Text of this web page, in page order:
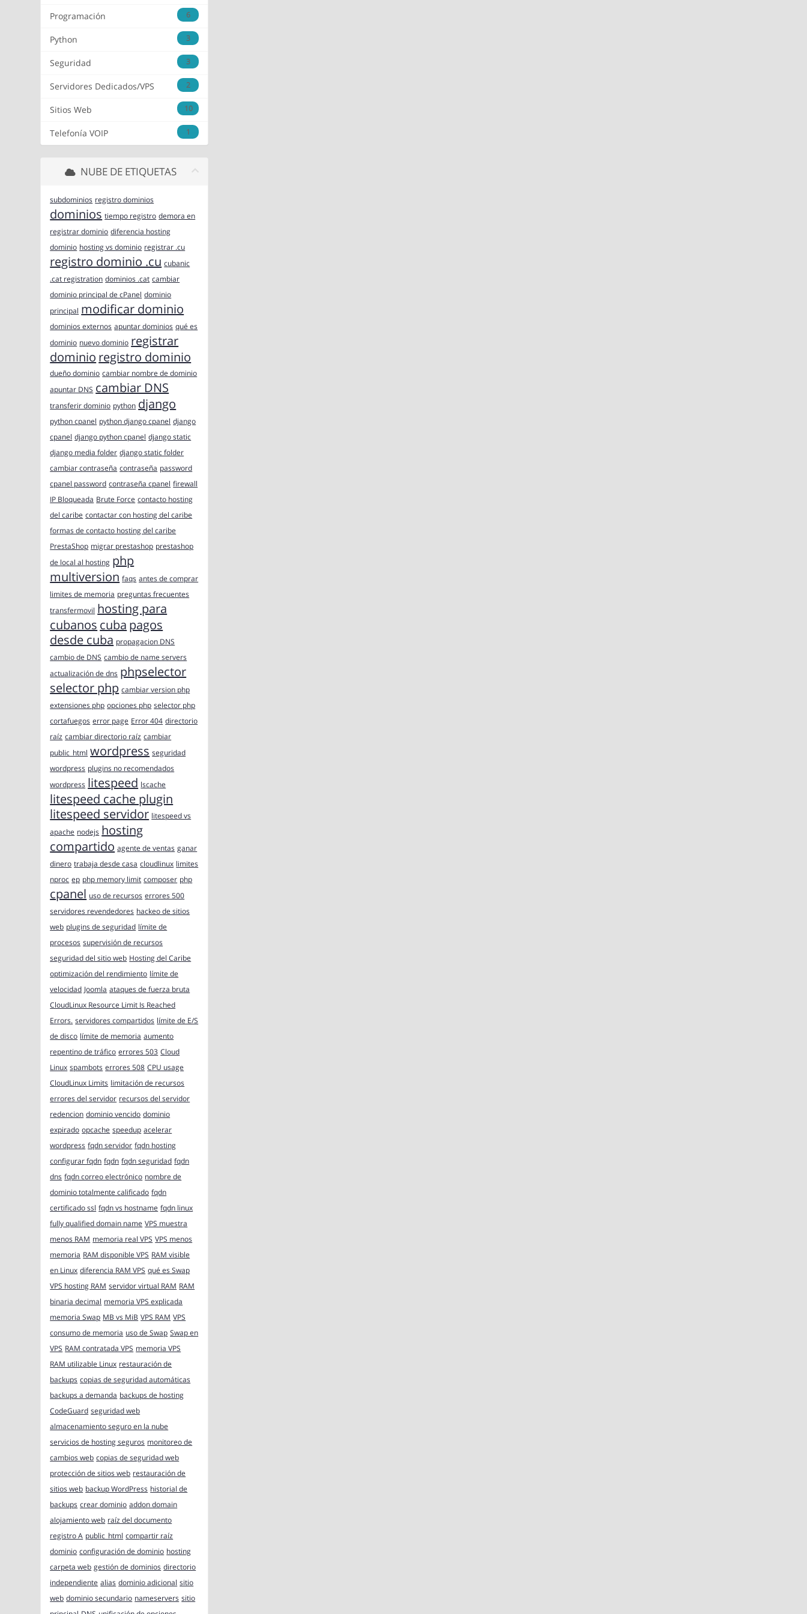
6
Programación
3
Python
3
Seguridad
2
Servidores Dedicados/VPS
10
Sitios Web
1
Telefonía VOIP
NUBE DE ETIQUETAS
subdominios registro dominios
dominios tiempo registro demora en
registrar dominio diferencia hosting
dominio hosting vs dominio registrar .cu
registro dominio .cu cubanic
.cat registration dominios .cat cambiar
dominio principal de cPanel dominio
principal modificar dominio
dominios externos apuntar dominios qué es
dominio nuevo dominio registrar
dominio registro dominio
dueño dominio cambiar nombre de dominio
apuntar DNS cambiar DNS
transferir dominio python django
python cpanel python django cpanel django
cpanel django python cpanel django static
django media folder django static folder
cambiar contraseña contraseña password
cpanel password contraseña cpanel firewall
IP Bloqueada Brute Force contacto hosting
del caribe contactar con hosting del caribe
formas de contacto hosting del caribe
PrestaShop migrar prestashop prestashop
de local al hosting php
multiversion faqs antes de comprar
limites de memoria preguntas frecuentes
transfermovil hosting para
cubanos cuba pagos
desde cuba propagacion DNS
cambio de DNS cambio de name servers
actualización de dns phpselector
selector php cambiar version php
extensiones php opciones php selector php
cortafuegos error page Error 404 directorio
raíz cambiar directorio raíz cambiar
public_html wordpress seguridad
wordpress plugins no recomendados
wordpress litespeed lscache
litespeed cache plugin
litespeed servidor litespeed vs
apache nodejs hosting
compartido agente de ventas ganar
dinero trabaja desde casa cloudlinux limites
nproc ep php memory limit composer php
cpanel uso de recursos errores 500
servidores revendedores hackeo de sitios
web plugins de seguridad límite de
procesos supervisión de recursos
seguridad del sitio web Hosting del Caribe
optimización del rendimiento límite de
velocidad Joomla ataques de fuerza bruta
CloudLinux Resource Limit Is Reached
Errors. servidores compartidos límite de E/S
de disco límite de memoria aumento
repentino de tráfico errores 503 Cloud
Linux spambots errores 508 CPU usage
CloudLinux Limits limitación de recursos
errores del servidor recursos del servidor
redencion dominio vencido dominio
expirado opcache speedup acelerar
wordpress fqdn servidor fqdn hosting
configurar fqdn fqdn fqdn seguridad fqdn
dns fqdn correo electrónico nombre de
dominio totalmente calificado fqdn
certificado ssl fqdn vs hostname fqdn linux
fully qualified domain name VPS muestra
menos RAM memoria real VPS VPS menos
memoria RAM disponible VPS RAM visible
en Linux diferencia RAM VPS qué es Swap
VPS hosting RAM servidor virtual RAM RAM
binaria decimal memoria VPS explicada
memoria Swap MB vs MiB VPS RAM VPS
consumo de memoria uso de Swap Swap en
VPS RAM contratada VPS memoria VPS
RAM utilizable Linux restauración de
backups copias de seguridad automáticas
backups a demanda backups de hosting
CodeGuard seguridad web
almacenamiento seguro en la nube
servicios de hosting seguros monitoreo de
cambios web copias de seguridad web
protección de sitios web restauración de
sitios web backup WordPress historial de
backups crear dominio addon domain
alojamiento web raíz del documento
registro A public_html compartir raíz
dominio configuración de dominio hosting
carpeta web gestión de dominios directorio
independiente alias dominio adicional sitio
web dominio secundario nameservers sitio